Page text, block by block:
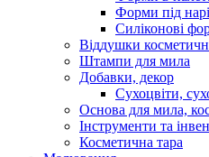
Форми під
Силіконові
Віддушки
Штампи для мила
Добавки, декор
Сухоцвіти,
Основа для мила,
Інструменти та
Косметична тара